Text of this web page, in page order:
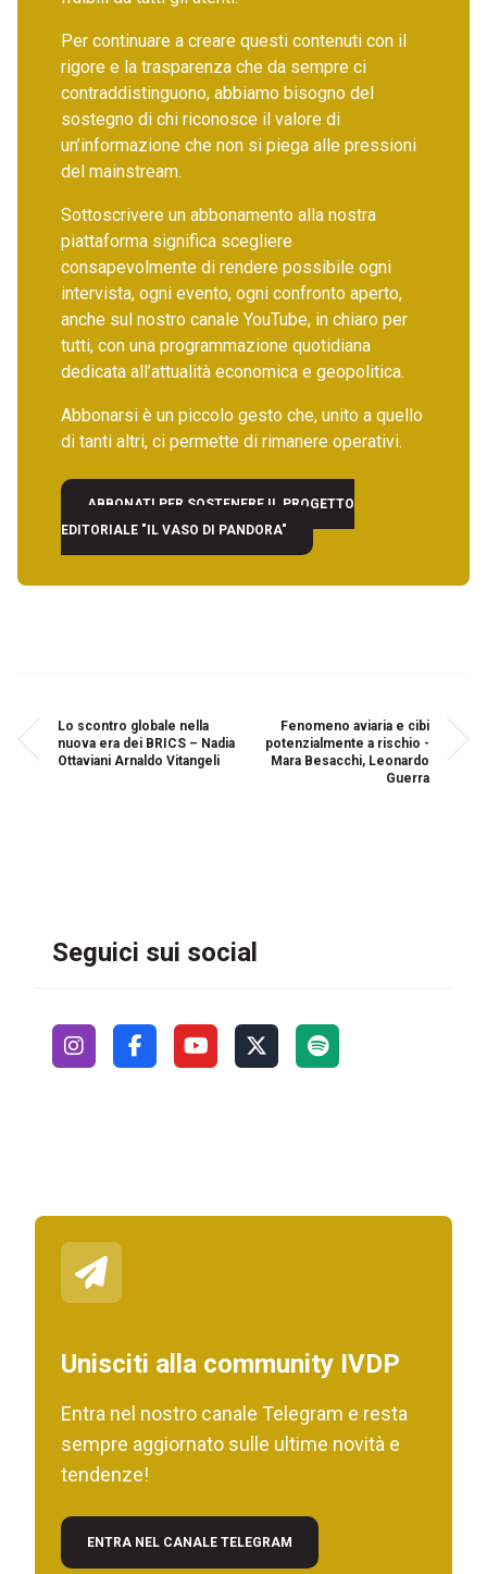
Per continuare a creare questi contenuti con il
rigore e la trasparenza che da sempre ci
contraddistinguono, abbiamo bisogno del
sostegno di chi riconosce il valore di
un’informazione che non si piega alle pressioni
del mainstream.
Sottoscrivere un abbonamento alla nostra
piattaforma significa scegliere
consapevolmente di rendere possibile ogni
intervista, ogni evento, ogni confronto aperto,
anche sul nostro canale YouTube, in chiaro per
tutti, con una programmazione quotidiana
dedicata all’attualità economica e geopolitica.
Abbonarsi è un piccolo gesto che, unito a quello
di tanti altri, ci permette di rimanere operativi.
ABBONATI PER SOSTENERE IL PROGETTO
EDITORIALE "IL VASO DI PANDORA"
Lo scontro globale nella
nuova era dei BRICS – Nadia
Ottaviani Arnaldo Vitangeli
Fenomeno aviaria e cibi
potenzialmente a rischio -
Mara Besacchi, Leonardo
Guerra
Seguici sui social
Unisciti alla community IVDP
Entra nel nostro canale Telegram e resta
sempre aggiornato sulle ultime novità e
tendenze!
ENTRA NEL CANALE TELEGRAM